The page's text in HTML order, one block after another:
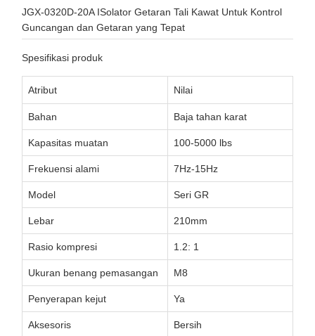
JGX-0320D-20A ISolator Getaran Tali Kawat Untuk Kontrol
Guncangan dan Getaran yang Tepat
Spesifikasi produk
Atribut Nilai
Bahan Baja tahan karat
Kapasitas muatan 100-5000 lbs
Frekuensi alami 7Hz-15Hz
Model Seri GR
Lebar 210mm
Rasio kompresi 1.2: 1
Ukuran benang pemasangan M8
Penyerapan kejut Ya
Aksesoris Bersih